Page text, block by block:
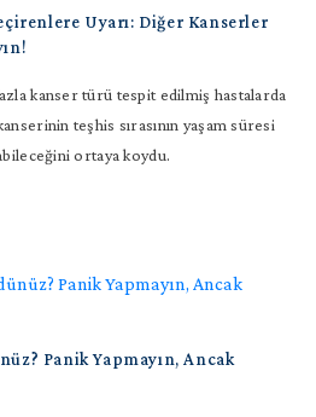
Uyarı: Diğer Kanserler
kanser türü tespit edilmiş hastalarda
teşhis sırasının yaşam süresi
ortaya koydu.
Panik Yapmayın, Ancak